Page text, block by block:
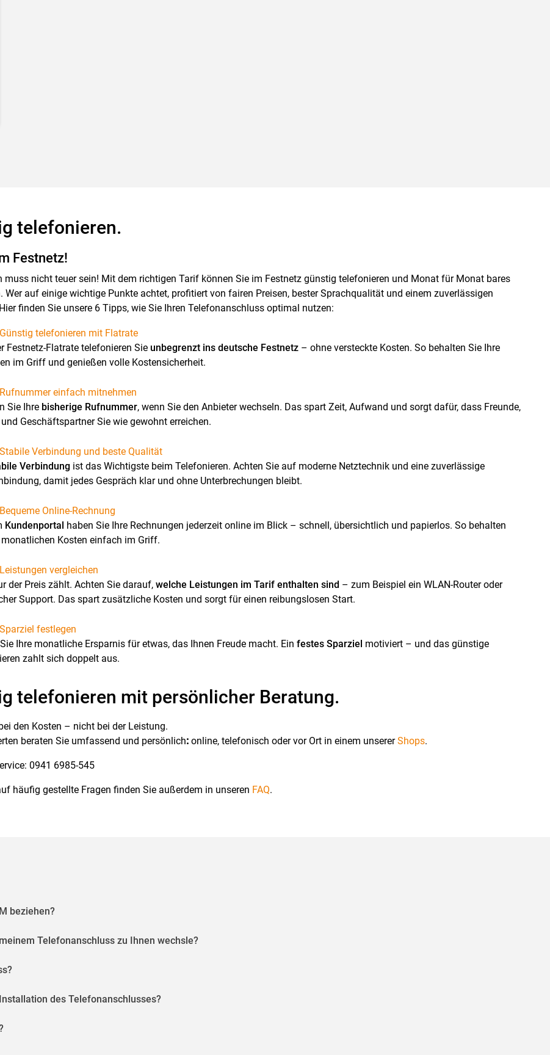
telefonieren.
Festnetz!
muss nicht teuer sein! Mit dem richtigen Tarif können Sie im Festnetz günstig telefonieren und Monat für Monat bares
Wer auf einige wichtige Punkte achtet, profitiert von fairen Preisen, bester Sprachqualität und einem zuverlässigen
finden Sie unsere 6 Tipps, wie Sie Ihren Telefonanschluss optimal nutzen:
telefonieren mit Flatrate
Festnetz-Flatrate telefonieren Sie unbegrenzt ins deutsche Festnetz – ohne versteckte Kosten. So behalten Sie Ihre
im Griff und genießen volle Kostensicherheit.
einfach mitnehmen
Sie Ihre bisherige Rufnummer, wenn Sie den Anbieter wechseln. Das spart Zeit, Aufwand und sorgt dafür, dass Freunde,
Geschäftspartner Sie wie gewohnt erreichen.
Verbindung und beste Qualität
Verbindung ist das Wichtigste beim Telefonieren. Achten Sie auf moderne Netztechnik und eine zuverlässige
damit jedes Gespräch klar und ohne Unterbrechungen bleibt.
Online-Rechnung
Kundenportal haben Sie Ihre Rechnungen jederzeit online im Blick – schnell, übersichtlich und papierlos. So behalten
monatlichen Kosten einfach im Griff.
vergleichen
der Preis zählt. Achten Sie darauf, welche Leistungen im Tarif enthalten sind – zum Beispiel ein WLAN-Router oder
Support. Das spart zusätzliche Kosten und sorgt für einen reibungslosen Start.
festlegen
Ihre monatliche Ersparnis für etwas, das Ihnen Freude macht. Ein festes Sparziel motiviert – und das günstige
zahlt sich doppelt aus.
telefonieren mit persönlicher Beratung.
den Kosten – nicht bei der Leistung.
beraten Sie umfassend und persönlich: online, telefonisch oder vor Ort in einem unsererShops.
0941 6985-545
häufig gestellte Fragen finden Sie außerdem in unseren FAQ.
beziehen?
Telefonanschluss zu Ihnen wechsle?
des Telefonanschlusses?